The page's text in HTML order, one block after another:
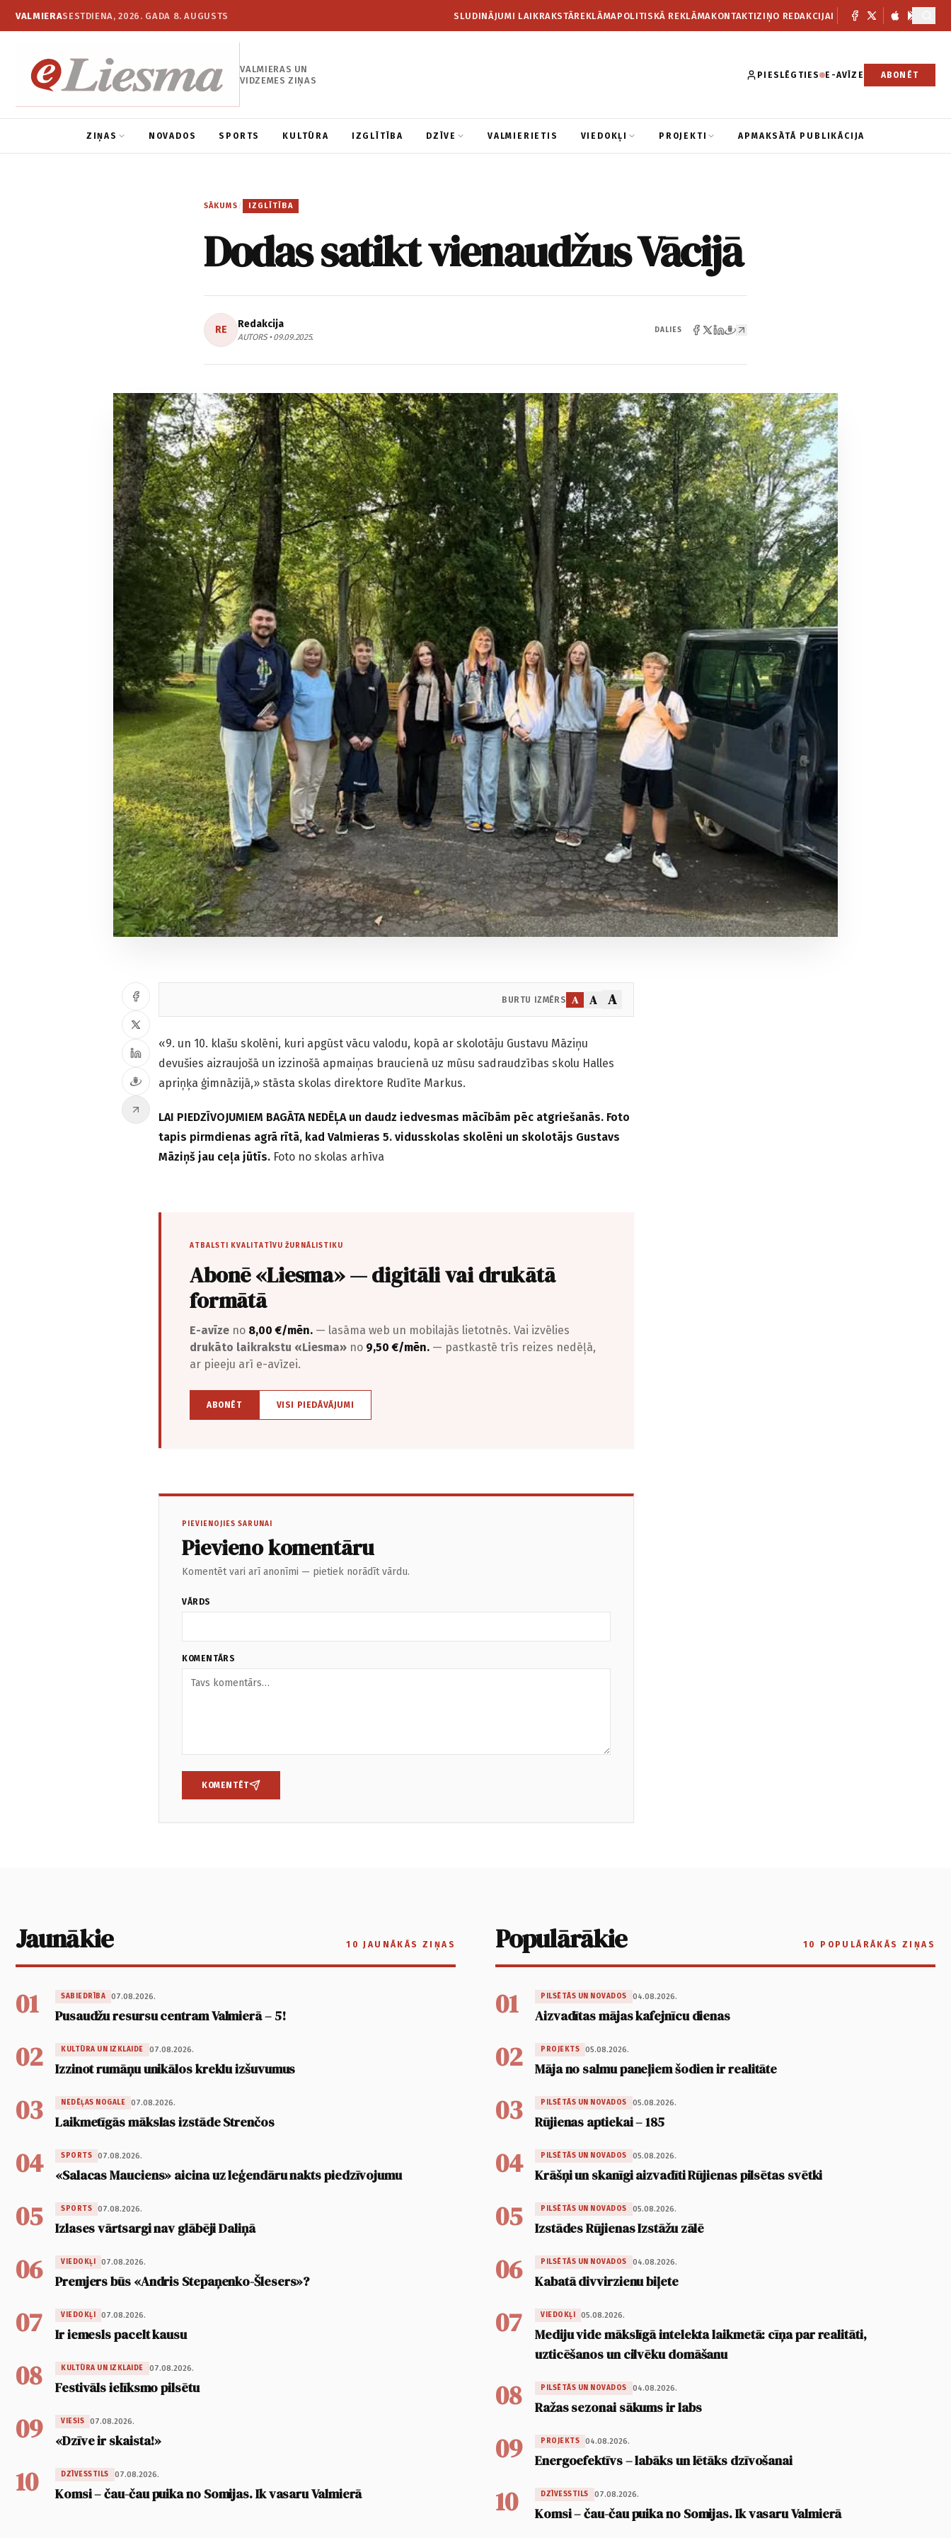
VALMIERASESTDIENA, 2026. GADA 8. AUGUSTS SLUDINĀJUMI LAIKRAKSTĀREKLĀMAPOLITISKĀ REKLĀMAKONTAKTIZIŅO REDAKCIJAI
VALMIERAS UN
VIDZEMES ZIŅAS
PIESLĒGTIES E-AVĪZE ABONĒT
ZIŅAS NOVADOS SPORTS KULTŪRA IZGLĪTĪBA DZĪVE VALMIERIETIS VIEDOKĻI PROJEKTI APMAKSĀTĀ PUBLIKĀCIJA
SĀKUMS / IZGLĪTĪBA
Dodas satikt vienaudžus Vācijā
RE Redakcija
AUTORS • 09.09.2025.
DALIES
BURTU IZMĒRS A A A
«9. un 10. klašu skolēni, kuri apgūst vācu valodu, kopā ar skolotāju Gustavu Māziņu
devušies aizraujošā un izzinošā apmaiņas braucienā uz mūsu sadraudzības skolu Halles
apriņķa ģimnāzijā,» stāsta skolas direktore Rudīte Markus.
LAI PIEDZĪVOJUMIEM BAGĀTA NEDĒĻA un daudz iedvesmas mācībām pēc atgriešanās. Foto
tapis pirmdienas agrā rītā, kad Valmieras 5. vidusskolas skolēni un skolotājs Gustavs
Māziņš jau ceļa jūtīs. Foto no skolas arhīva
ATBALSTI KVALITATĪVU ŽURNĀLISTIKU
Abonē «Liesma» — digitāli vai drukātā
formātā
E-avīze no 8,00 €/mēn. — lasāma web un mobilajās lietotnēs. Vai izvēlies
drukāto laikrakstu «Liesma» no 9,50 €/mēn. — pastkastē trīs reizes nedēļā,
ar pieeju arī e-avīzei.
ABONĒT VISI PIEDĀVĀJUMI
PIEVIENOJIES SARUNAI
Pievieno komentāru
Komentēt vari arī anonīmi — pietiek norādīt vārdu.
VĀRDS
KOMENTĀRS
KOMENTĒT
Jaunākie 10 JAUNĀKĀS ZIŅAS
01 SABIEDRĪBA 07.08.2026.
Pusaudžu resursu centram Valmierā – 5!
02 KULTŪRA UN IZKLAIDE 07.08.2026.
Izzinot rumāņu unikālos kreklu izšuvumus
03 NEDĒĻAS NOGALE 07.08.2026.
Laikmetīgās mākslas izstāde Strenčos
04 SPORTS 07.08.2026.
«Salacas Mauciens» aicina uz leģendāru nakts piedzīvojumu
05 SPORTS 07.08.2026.
Izlases vārtsargi nav glābēji Daliņā
06 VIEDOKĻI 07.08.2026.
Premjers būs «Andris Stepaņenko-Šlesers»?
07 VIEDOKĻI 07.08.2026.
Ir iemesls pacelt kausu
08 KULTŪRA UN IZKLAIDE 07.08.2026.
Festivāls ielīksmo pilsētu
09 VIESIS 07.08.2026.
«Dzīve ir skaista!»
10 DZĪVESSTILS 07.08.2026.
Komsi – čau-čau puika no Somijas. Ik vasaru Valmierā
Populārākie 10 POPULĀRĀKĀS ZIŅAS
01 PILSĒTĀS UN NOVADOS 04.08.2026.
Aizvadītas mājas kafejnīcu dienas
02 PROJEKTS 05.08.2026.
Māja no salmu paneļiem šodien ir realitāte
03 PILSĒTĀS UN NOVADOS 05.08.2026.
Rūjienas aptiekai – 185
04 PILSĒTĀS UN NOVADOS 05.08.2026.
Krāšņi un skanīgi aizvadīti Rūjienas pilsētas svētki
05 PILSĒTĀS UN NOVADOS 05.08.2026.
Izstādes Rūjienas Izstāžu zālē
06 PILSĒTĀS UN NOVADOS 04.08.2026.
Kabatā divvirzienu biļete
07 VIEDOKĻI 05.08.2026.
Mediju vide mākslīgā intelekta laikmetā: cīņa par realitāti,
uzticēšanos un cilvēku domāšanu
08 PILSĒTĀS UN NOVADOS 04.08.2026.
Ražas sezonai sākums ir labs
09 PROJEKTS 04.08.2026.
Energoefektīvs – labāks un lētāks dzīvošanai
10 DZĪVESSTILS 07.08.2026.
Komsi – čau-čau puika no Somijas. Ik vasaru Valmierā